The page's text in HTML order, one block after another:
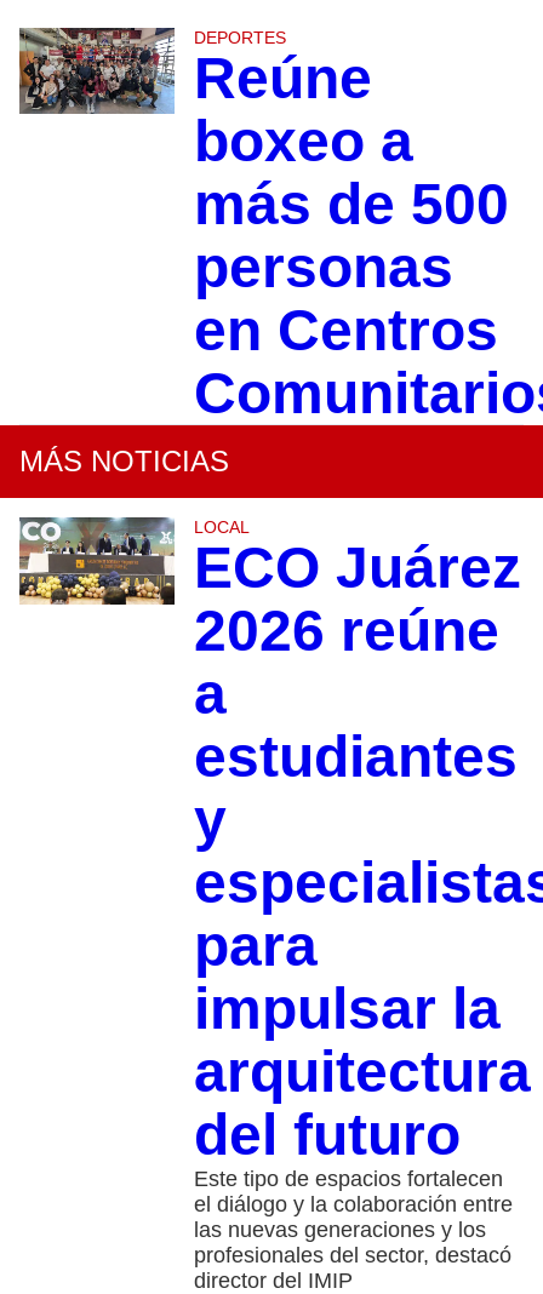
DEPORTES
Reúne
boxeo a
más de 500
personas
en Centros
MÁS NOTICIAS
LOCAL
ECO Juárez
2026 reúne
a
estudiantes
y
para
impulsar la
arquitectura
del futuro
Este tipo de espacios fortalecen
el diálogo y la colaboración entre
las nuevas generaciones y los
profesionales del sector, destacó
director del IMIP